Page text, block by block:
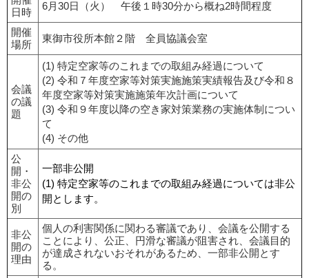
日時
6月30日（火） 午後１時30分から概ね2時間程度
開催
場所
東御市役所本館２階 全員協議会室
会議
の議
題
(1) 特定空家等のこれまでの取組み経過について
(2) 令和７年度空家等対策実施施策実績報告及び令和８
年度空家等対策実施施策年次計画について
(3) 令和９年度以降の空き家対策業務の実施体制につい
て
(4) その他
公
開・
非公
開の
別
一部非公開
(1) 特定空家等のこれまでの取組み経過については非公
開とします。
非公
開の
理由
個人の利害関係に関わる審議であり、会議を公開する
ことにより、公正、円滑な審議が阻害され、会議目的
が達成されないおそれがあるため、一部非公開とす
る。